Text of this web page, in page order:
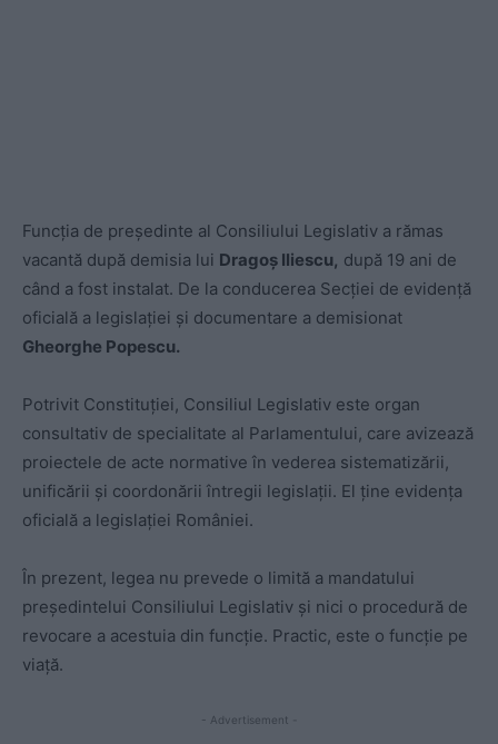
Funcţia de preşedinte al Consiliului Legislativ a rămas
vacantă după demisia lui Dragoș Iliescu, după 19 ani de
când a fost instalat. De la conducerea Secţiei de evidenţă
oficială a legislaţiei şi documentare a demisionat
Gheorghe Popescu.
Potrivit Constituției, Consiliul Legislativ este organ
consultativ de specialitate al Parlamentului, care avizează
proiectele de acte normative în vederea sistematizării,
unificării şi coordonării întregii legislaţii. El ţine evidenţa
oficială a legislaţiei României.
În prezent, legea nu prevede o limită a mandatului
președintelui Consiliului Legislativ și nici o procedură de
revocare a acestuia din funcție. Practic, este o funcție pe
viață.
- Advertisement -